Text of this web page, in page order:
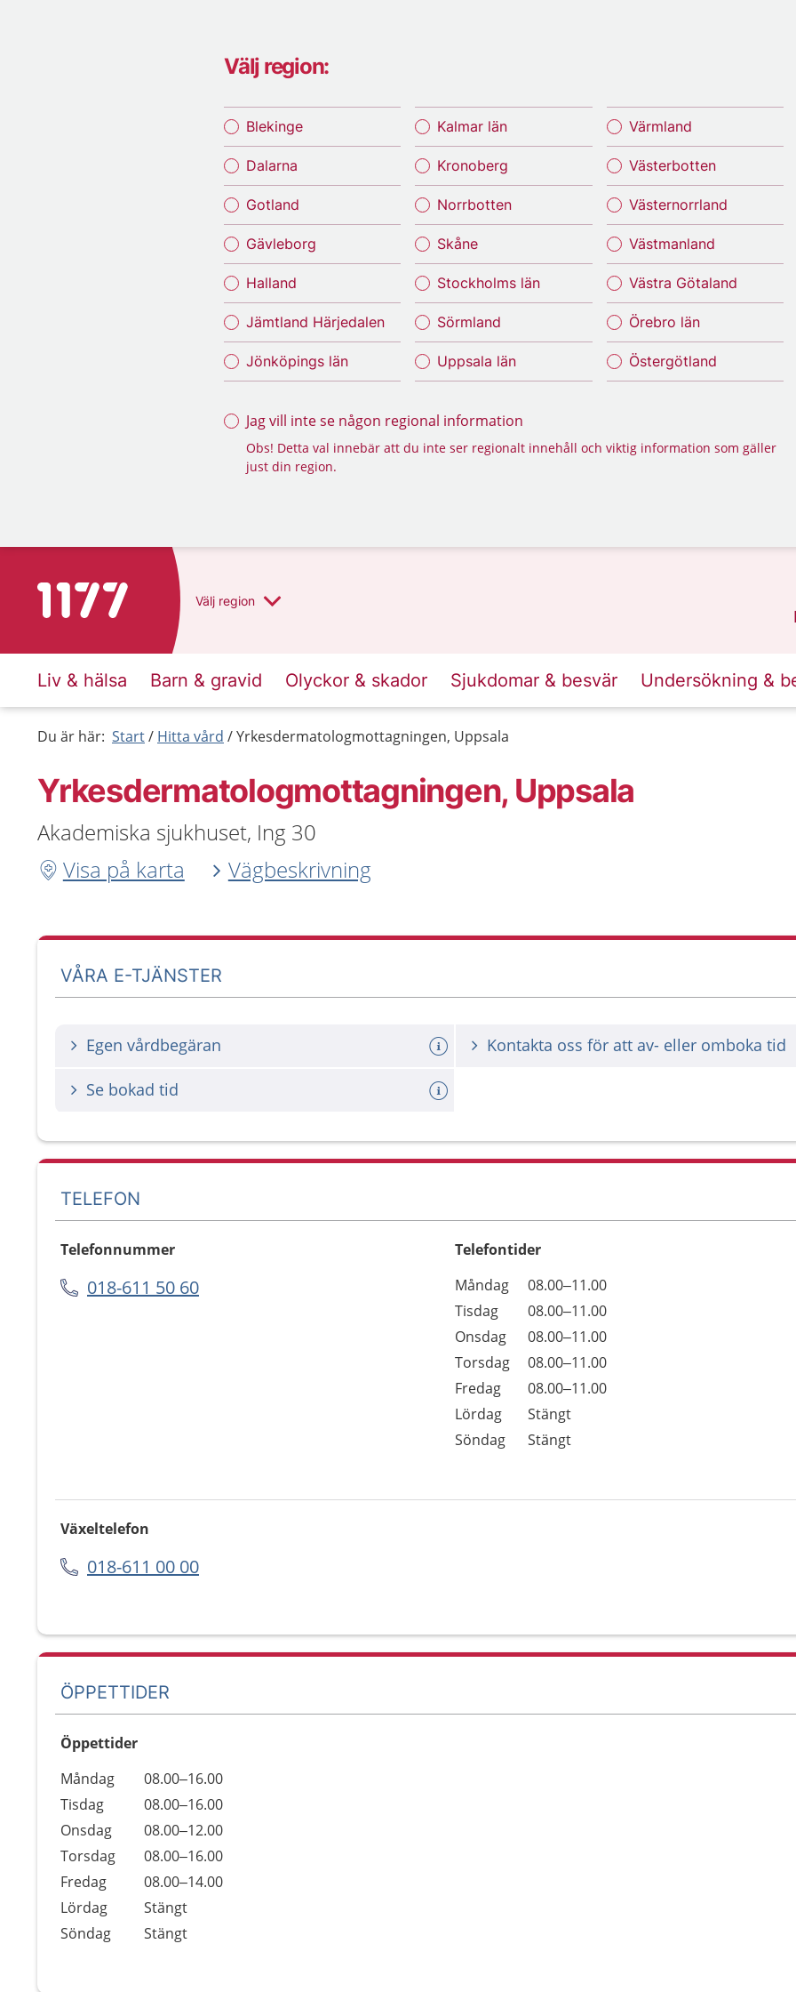
Välj region:
Blekinge
Dalarna
Gotland
Gävleborg
Halland
Jämtland Härjedalen
Jönköpings län
Kalmar län
Kronoberg
Norrbotten
Skåne
Stockholms län
Sörmland
Uppsala län
Värmland
Västerbotten
Västernorrland
Västmanland
Västra Götaland
Örebro län
Östergötland
Jag vill inte se någon regional information
Obs! Detta val innebär att du inte ser regionalt innehåll och viktig information som gäller
just din region.
Till startsidan för 1177 Välj region
Liv & hälsa Barn & gravid Olyckor & skador Sjukdomar & besvär Undersökning &
Du är här: Start Hitta vård Yrkesdermatologmottagningen, Uppsala
Yrkesdermatologmottagningen, Uppsala
Akademiska sjukhuset, Ing 30
Visa på karta
Vägbeskrivning
VÅRA E-TJÄNSTER
Egen vårdbegäran Kontakta oss för att av- eller omboka tid
Se bokad tid
TELEFON
Telefonnummer
018-611 50 60
Telefontider
Dag
Öppettider
Kommentarer
Måndag
08.00–11.00
Tisdag
08.00–11.00
Onsdag
08.00–11.00
Torsdag
08.00–11.00
Fredag
08.00–11.00
Lördag
Stängt
Söndag
Stängt
Växeltelefon
018-611 00 00
ÖPPETTIDER
Öppettider
Dag
Öppettider
Kommentarer
Måndag
08.00–16.00
Tisdag
08.00–16.00
Onsdag
08.00–12.00
Torsdag
08.00–16.00
Fredag
08.00–14.00
Lördag
Stängt
Söndag
Stängt